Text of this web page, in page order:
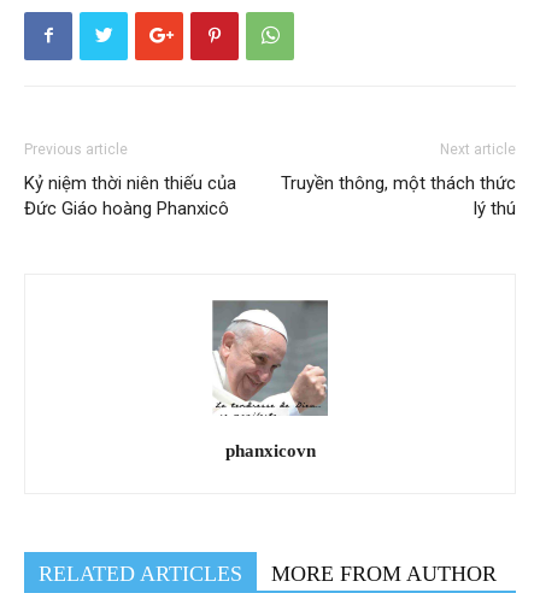
Previous article
Kỷ niệm thời niên thiếu của
Đức Giáo hoàng Phanxicô
Next article
Truyền thông, một thách thức
lý thú
phanxicovn
RELATED ARTICLES MORE FROM AUTHOR